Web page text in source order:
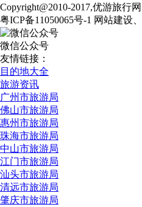
Copyright@2010-2017,优游旅行
粤ICP备11050065号-1 网站建设
微信公众号
友情链接：
目的地大全
旅游资讯
广州市旅游局
佛山市旅游局
惠州市旅游局
珠海市旅游局
中山市旅游局
江门市旅游局
汕头市旅游局
清远市旅游局
肇庆市旅游局